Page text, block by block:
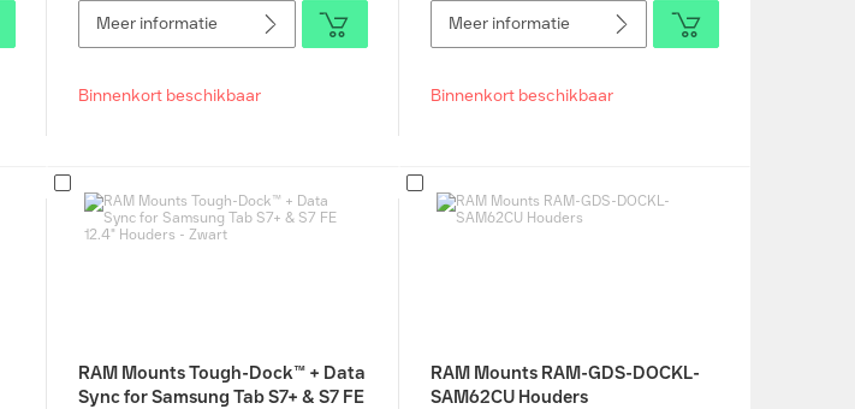
Meer informatie
Binnenkort beschikbaar
Meer informatie
Binnenkort beschikbaar
RAM Mounts Tough-Dock™ + Data
Sync for Samsung Tab S7+ & S7 FE
RAM Mounts RAM-GDS-DOCKL-
SAM62CU Houders